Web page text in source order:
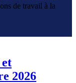
de travail à la
2026